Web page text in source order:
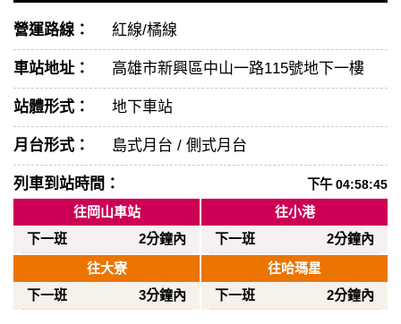
營運路線： 紅線/橘線
車站地址： 高雄市新興區中山一路115號地下一樓
站體形式： 地下車站
月台形式： 島式月台 / 側式月台
列車到站時間： 下午 04:58:45
往岡山車站
下一班
2分鐘內
往小港
下一班
2分鐘內
往大寮
下一班
3分鐘內
往哈瑪星
下一班
2分鐘內